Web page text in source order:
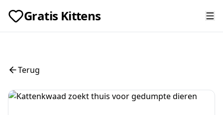
Gratis Kittens
Terug